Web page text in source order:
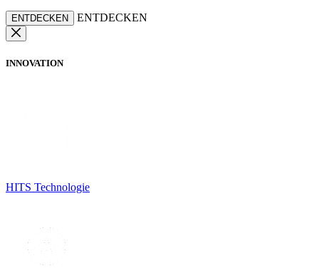
ENTDECKEN ENTDECKEN
INNOVATION
HITS Technologie